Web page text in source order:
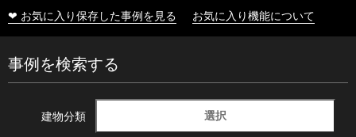
❤ お気に入り保存した事例を見る お気に入り機能について
事例を検索する
建物分類 選択